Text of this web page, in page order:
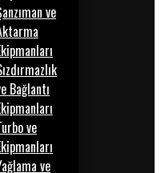
ve
Bağlantı
ve
ve